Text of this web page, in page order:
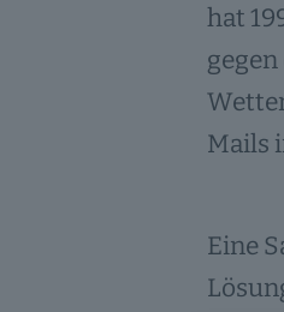
hat
Mails
Eine